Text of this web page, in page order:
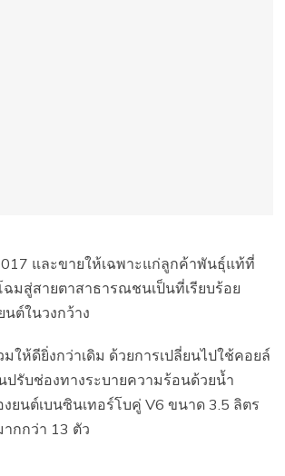
และขายให้เฉพาะแก่ลูกค้าพันธุ์แท้ที่
ฉมสู่สายตาสาธารณชนเป็นที่เรียบร้อย
ต์ในวงกว้าง
ให้ดียิ่งกว่าเดิม ด้วยการเปลี่ยนไปใช้คอยล์
ปรับช่องทางระบายความร้อนด้วยน้ำ
ยนต์เบนซินเทอร์โบคู่ V6 ขนาด 3.5 ลิตร
กกว่า 13 ตัว